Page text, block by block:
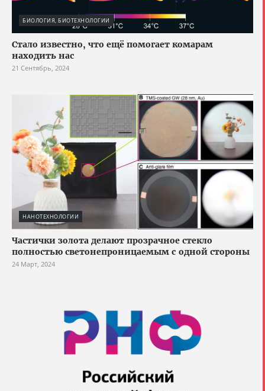
БИОЛОГИЯ, БИОТЕХНОЛОГИИ
Стало известно, что ещё помогает комарам
находить нас
21 Сентябрь, 2024
НАНОТЕХНОЛОГИИ
Частички золота делают прозрачное стекло
полностью светонепроницаемым с одной стороны
24 Март, 2024